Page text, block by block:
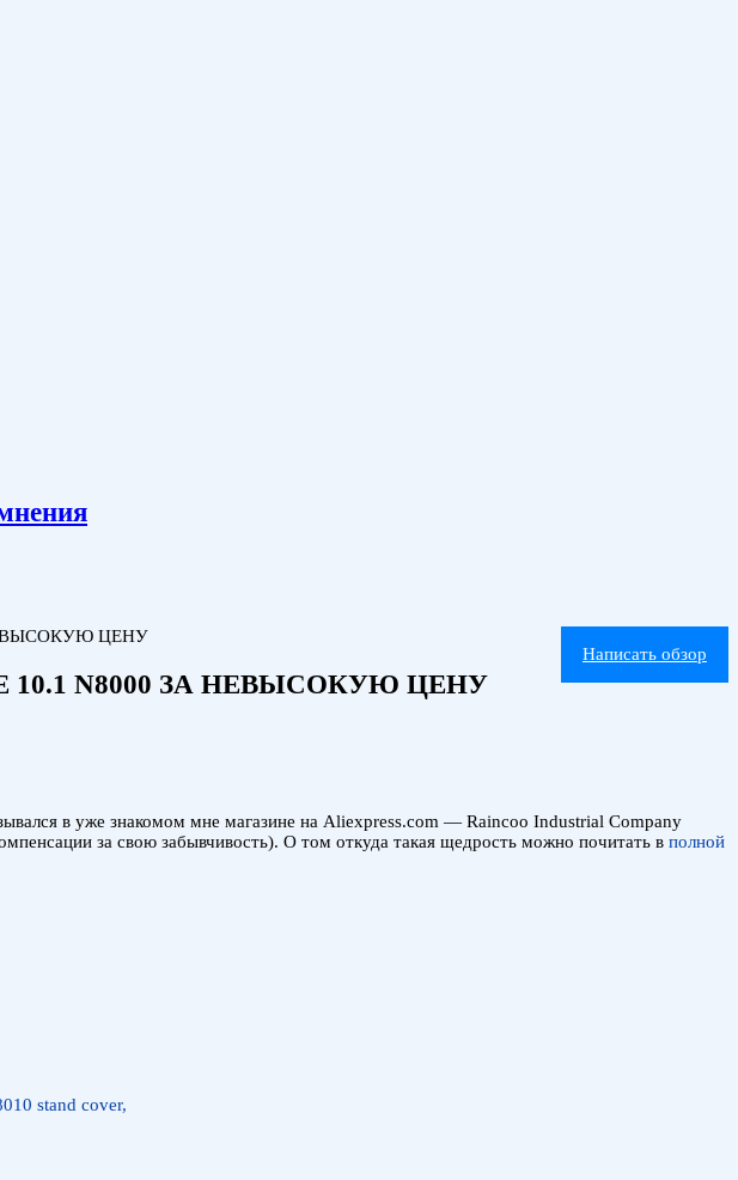
Написать обзор
ЦЕНУ
10.1 N8000 ЗА НЕВЫСОКУЮ ЦЕНУ
в уже знакомом мне магазине на Aliexpress.com — Raincoo Industrial Company
за свою забывчивость). О том откуда такая щедрость можно почитать в полной
stand cover,